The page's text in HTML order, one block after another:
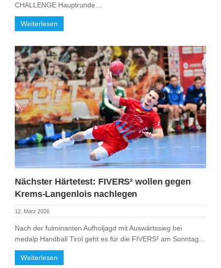
CHALLENGE Hauptrunde…
Weiterlesen
Nächster Härtetest: FIVERS² wollen gegen
Krems-Langenlois nachlegen
12. März 2026
Nach der fulminanten Aufholjagd mit Auswärtssieg bei
medalp Handball Tirol geht es für die FIVERS² am Sonntag…
Weiterlesen